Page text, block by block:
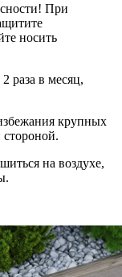
При
носить
раза в месяц,
крупных
стороной.
на воздухе,